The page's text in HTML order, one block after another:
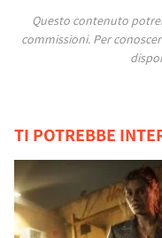
Questo contenuto
commissioni. Per
TI POTREBBE